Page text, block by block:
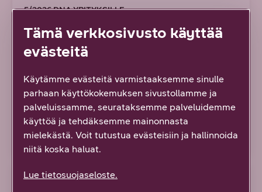
5/2026 DNA YRITYKSILLE
Viestintätoimisto Riannon ja
menestysresepti: ihmiseltä
ihmiselle ja hommat valmiiksi
Tutustu referenssiin
REFERENSSI
Tämä verkkosivusto käyttää
evästeitä
Käytämme evästeitä varmistaaksemme sinulle
parhaan käyttökokemuksen sivustollamme ja
palveluissamme, seurataksemme palveluidemme
käyttöä ja tehdäksemme mainonnasta
mielekästä. Voit tutustua evästeisiin ja hallinnoida
niitä koska haluat.
Lue tietosuojaseloste.